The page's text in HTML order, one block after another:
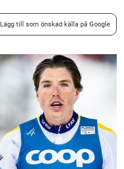
Lägg till som önskad källa på Google